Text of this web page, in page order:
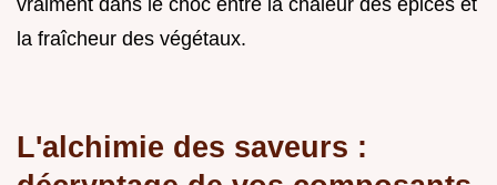
la fraîcheur des végétaux.
L'alchimie des saveurs :